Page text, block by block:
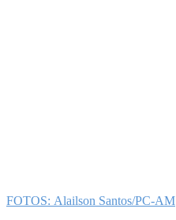
FOTOS: Alailson Santos/PC-AM